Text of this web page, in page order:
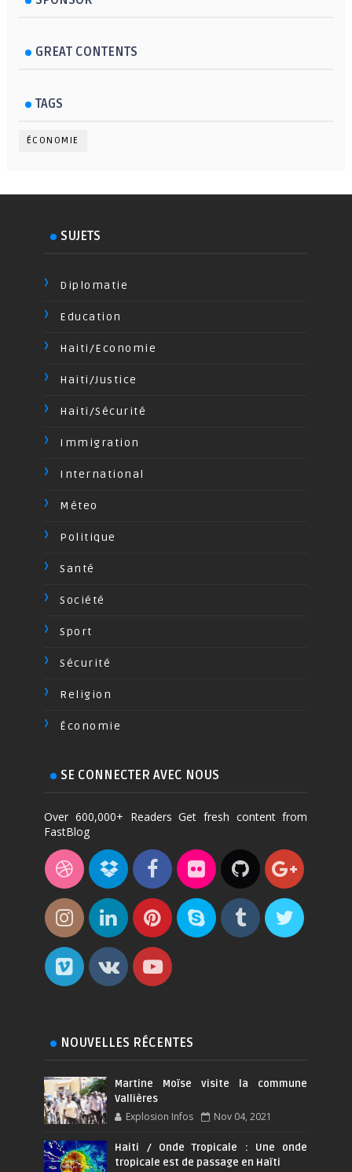
GREAT CONTENTS
TAGS
ÉCONOMIE
SUJETS
Diplomatie
Education
Haiti/Economie
Haiti/Justice
Haiti/Sécurité
Immigration
International
Méteo
Politique
Santé
Société
Sport
Sécurité
Religion
Économie
SE CONNECTER AVEC NOUS
Over 600,000+ Readers Get fresh content from
FastBlog
NOUVELLES RÉCENTES
Martine Moïse visite la commune
Vallières
Explosion Infos Nov 04, 2021
Haiti / Onde Tropicale : Une onde
tropicale est de passage en Haïti